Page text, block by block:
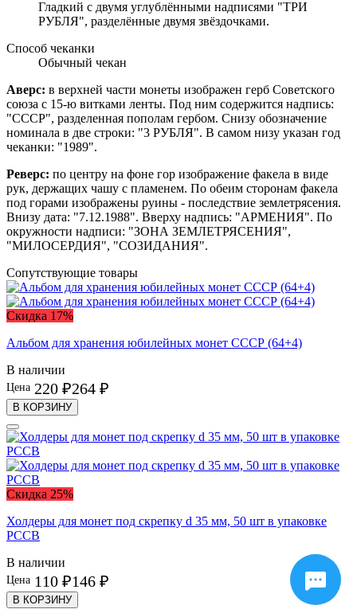
Гладкий с двумя углублёнными надписями "ТРИ
РУБЛЯ", разделённые двумя звёздочками.
Способ чеканки
Обычный чекан
Аверс: в верхней части монеты изображен герб Советского
союза с 15-ю витками ленты. Под ним содержится надпись:
"СССР", разделенная пополам гербом. Снизу обозначение
номинала в две строки: "3 РУБЛЯ". В самом низу указан год
чеканки: "1989".
Реверс: по центру на фоне гор изображение факела в виде
рук, держащих чашу с пламенем. По обеим сторонам факела
под горами изображены руины - последствие землетрясения.
Внизу дата: "7.12.1988". Вверху надпись: "АРМЕНИЯ". По
окружности надписи: "ЗОНА ЗЕМЛЕТРЯСЕНИЯ",
"МИЛОСЕРДИЯ", "СОЗИДАНИЯ".
Сопутствующие товары
Скидка 17%
Альбом для хранения юбилейных монет СССР (64+4)
В наличии
Цена 220 ₽264 ₽
В КОРЗИНУ
Скидка 25%
Холдеры для монет под скрепку d 35 мм, 50 шт в упаковке
PCCB
В наличии
Цена 110 ₽146 ₽
В КОРЗИНУ